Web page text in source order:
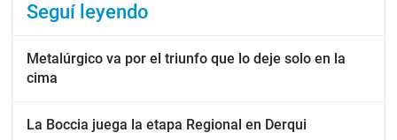
Seguí leyendo
Metalúrgico va por el triunfo que lo deje solo en la
cima
La Boccia juega la etapa Regional en Derqui